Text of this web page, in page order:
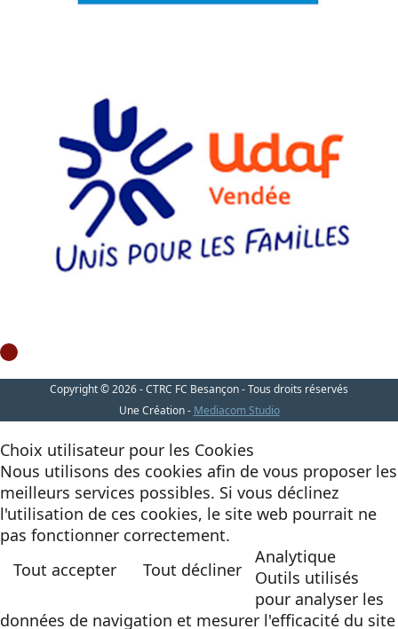
Copyright © 2026 - CTRC FC Besançon - Tous droits réservés
Une Création - Mediacom Studio
Choix utilisateur pour les Cookies
Nous utilisons des cookies afin de vous proposer les
meilleurs services possibles. Si vous déclinez
l'utilisation de ces cookies, le site web pourrait ne
pas fonctionner correctement.
Tout accepter
Tout décliner
Analytique
Outils utilisés
pour analyser les
données de navigation et mesurer l'efficacité du site